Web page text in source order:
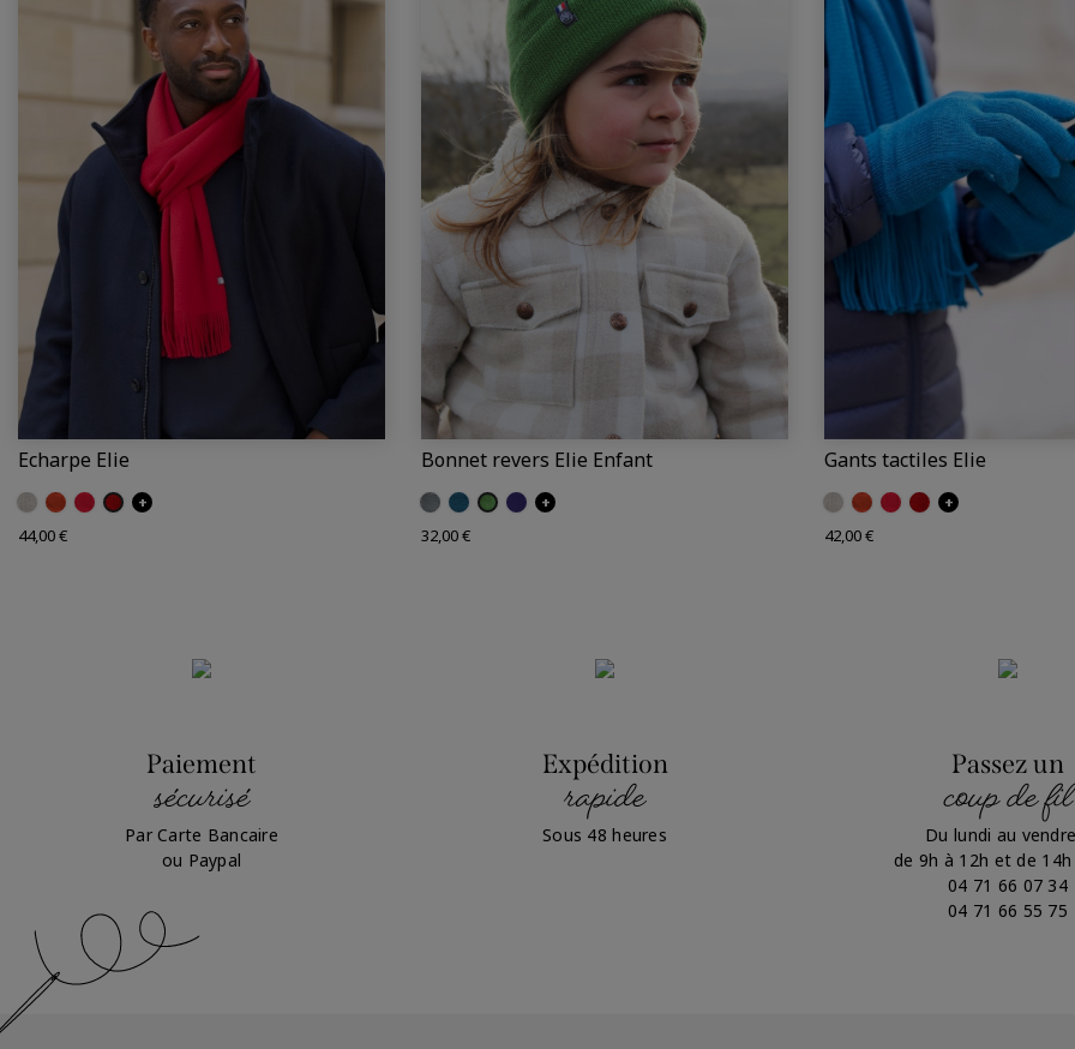
Echarpe Elie
Beige (Elie)
Brique (Elie)
Pastèque (Elie)
Rouge (Elie)
+
Prix
44,00 €
Bonnet revers Elie Enfant
Fer (Elie)Cobalt (Elie)
Fougère (Elie)
Officier
+
Prix
32,00 €
Gants tactiles Elie
Beige (Elie)
Brique (Elie)
Pastèque (Elie)
Rouge (Elie)
+
Prix
42,00 €
Paiement
sécurisé
Par Carte Bancaire
ou Paypal
Expédition
rapide
Sous 48 heures
Passez un
coup de fil
Du lundi au
de 9h à 12h et de 14h
04 71 66 07 34
04 71 66 55 75